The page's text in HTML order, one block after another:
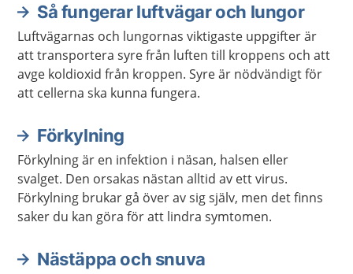
Aktuella artiklar
Så fungerar luftvägar och lungor
Luftvägarnas och lungornas viktigaste uppgifter är
att transportera syre från luften till kroppens och att
avge koldioxid från kroppen. Syre är nödvändigt för
att cellerna ska kunna fungera.
Förkylning
Förkylning är en infektion i näsan, halsen eller
svalget. Den orsakas nästan alltid av ett virus.
Förkylning brukar gå över av sig själv, men det finns
saker du kan göra för att lindra symtomen.
Nästäppa och snuva